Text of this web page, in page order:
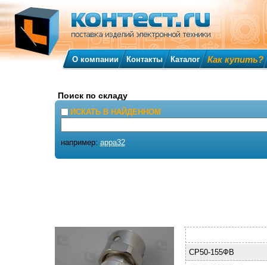
СР50-155ФВ
О компании Контакты Каталог Как купить?
Поиск по складу
ИСКАТЬ В НАЙДЕННОМ
например: appa32